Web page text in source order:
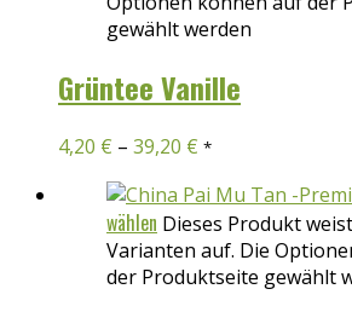
gewählt werden
Grüntee Vanille
4,20 € – 39,20 € *
wählen Dieses Produkt
Varianten auf. Die
der Produktseite gewählt